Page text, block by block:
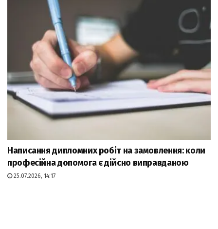
Написання дипломних робіт на замовлення: коли
професійна допомога є дійсно виправданою
25.07.2026, 14:17